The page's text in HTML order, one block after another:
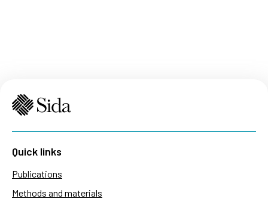
Quick links
Publications
Methods and materials